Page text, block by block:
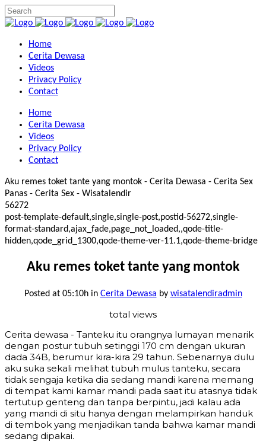
Home
Cerita Dewasa
Videos
Privacy Policy
Contact
Home
Cerita Dewasa
Videos
Privacy Policy
Contact
Aku remes toket tante yang montok - Cerita Dewasa - Cerita Sex
Panas - Cerita Sex - Wisatalendir
56272
post-template-default,single,single-post,postid-56272,single-
format-standard,ajax_fade,page_not_loaded,,qode-title-
hidden,qode_grid_1300,qode-theme-ver-11.1,qode-theme-bridge
Aku remes toket tante yang montok
Posted at 05:10hin Cerita Dewasa by wisatalendiradmin
total views
Cerita dewasa - Tanteku itu orangnya lumayan menarik
dengan postur tubuh setinggi 170 cm dengan ukuran
dada 34B, berumur kira-kira 29 tahun. Sebenarnya dulu
aku suka sekali melihat tubuh mulus tanteku, secara
tidak sengaja ketika dia sedang mandi karena memang
di tempat kami kamar mandi pada saat itu atasnya tidak
tertutup genteng dan tanpa berpintu, jadi kalau ada
yang mandi di situ hanya dengan melampirkan handuk
di tembok yang menjadikan tanda bahwa kamar mandi
sedang dipakai.